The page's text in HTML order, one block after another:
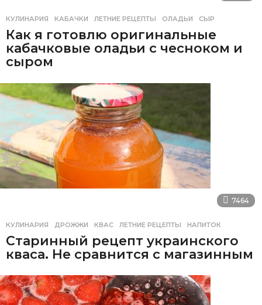
КУЛИНАРИЯ КАБАЧКИ ,ЛЕТНИЕ РЕЦЕПТЫ ,ОЛАДЬИ ,СЫР
Как я готовлю оригинальные
кабачковые оладьи с чесноком и
сыром
7464
КУЛИНАРИЯ ДРОЖЖИ ,КВАС ,ЛЕТНИЕ РЕЦЕПТЫ ,НАПИТОК
Старинный рецепт украинского
кваса. Не сравнится с магазинным